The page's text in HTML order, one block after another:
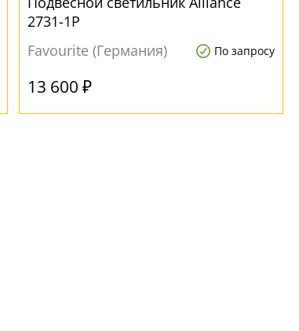
2731-1P
Favourite (Германия)
По запросу
13 600 ₽